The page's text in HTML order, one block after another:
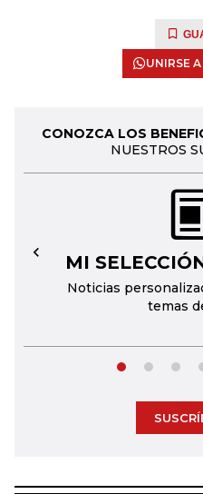
UNIRSE
CONOZCA LOS
NUESTROS
MI
Noticias
temas
←